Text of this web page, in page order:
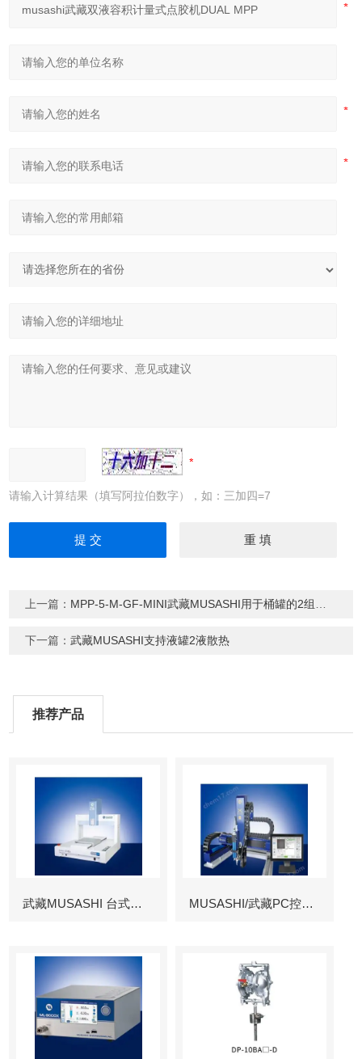
请输入计算结果（填写阿拉伯数字），如：三加四=7
上一篇： MPP-5-M-GF-MINI武藏MUSASHI用于桶罐的2组分散热材料
下一篇：武藏MUSASHI支持液罐2液散热
推荐产品
武藏MUSASHI 台式涂布机械臂 MUSASHI/武藏PC控制图像识别机械臂